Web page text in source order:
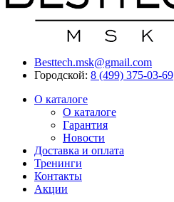
Besttech.msk@gmail.com
Городской: 8 (499) 375-03-69
О каталоге
О каталоге
Гарантия
Новости
Доставка и оплата
Тренинги
Контакты
Акции